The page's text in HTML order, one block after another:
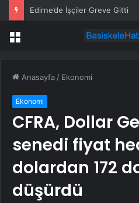
Edirne’de İşçiler Greve Gitti
Menü
Anasayfa / Ekonomi
Ekonomi
CFRA, Dollar
senedi fiyat
dolardan 172
düşürdü